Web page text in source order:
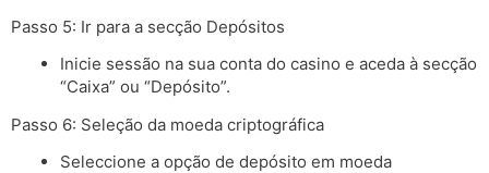
Passo 5: Ir para a secção Depósitos
Inicie sessão na sua conta do casino e aceda à secção
“Caixa” ou “Depósito”.
Passo 6: Seleção da moeda criptográfica
Seleccione a opção de depósito em moeda